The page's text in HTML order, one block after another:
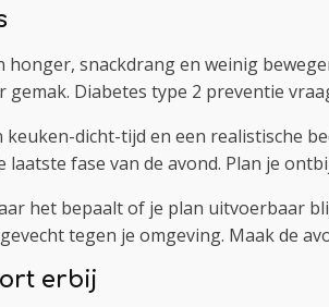
honger, snackdrang en weinig
Diabetes type 2 preventie
dicht-tijd en een realistische
fase van de avond. Plan je
het bepaalt of je plan uitvoerbaar
tegen je omgeving. Maak de
erbij